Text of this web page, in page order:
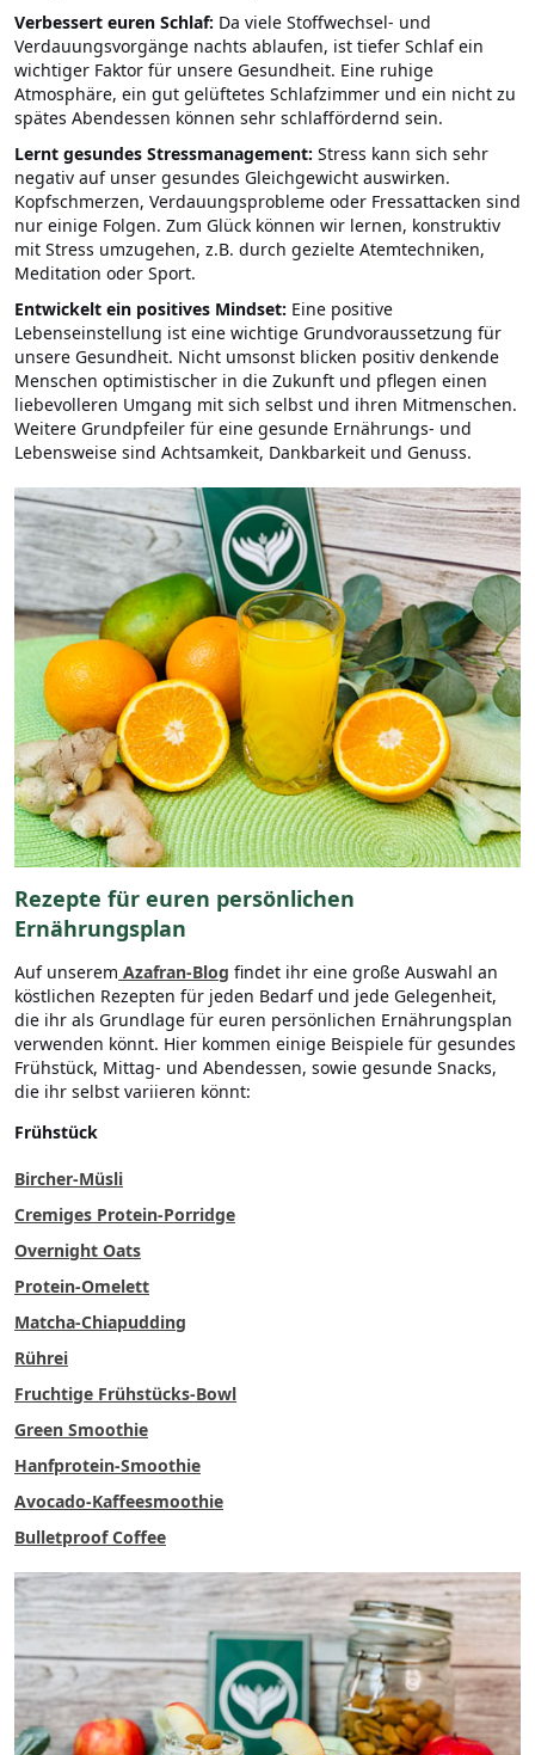
Verbessert euren Schlaf: Da viele Stoffwechsel- und
Verdauungsvorgänge nachts ablaufen, ist tiefer Schlaf ein
wichtiger Faktor für unsere Gesundheit. Eine ruhige
Atmosphäre, ein gut gelüftetes Schlafzimmer und ein nicht zu
spätes Abendessen können sehr schlaffördernd sein.
Lernt gesundes Stressmanagement: Stress kann sich sehr
negativ auf unser gesundes Gleichgewicht auswirken.
Kopfschmerzen, Verdauungsprobleme oder Fressattacken sind
nur einige Folgen. Zum Glück können wir lernen, konstruktiv
mit Stress umzugehen, z.B. durch gezielte Atemtechniken,
Meditation oder Sport.
Entwickelt ein positives Mindset: Eine positive
Lebenseinstellung ist eine wichtige Grundvoraussetzung für
unsere Gesundheit. Nicht umsonst blicken positiv denkende
Menschen optimistischer in die Zukunft und pflegen einen
liebevolleren Umgang mit sich selbst und ihren Mitmenschen.
Weitere Grundpfeiler für eine gesunde Ernährungs- und
Lebensweise sind Achtsamkeit, Dankbarkeit und Genuss.
Rezepte für euren persönlichen
Ernährungsplan
Auf unserem Azafran-Blog findet ihr eine große Auswahl an
köstlichen Rezepten für jeden Bedarf und jede Gelegenheit,
die ihr als Grundlage für euren persönlichen Ernährungsplan
verwenden könnt. Hier kommen einige Beispiele für gesundes
Frühstück, Mittag- und Abendessen, sowie gesunde Snacks,
die ihr selbst variieren könnt:
Frühstück
Bircher-Müsli
Cremiges Protein-Porridge
Overnight Oats
Protein-Omelett
Matcha-Chiapudding
Rührei
Fruchtige Frühstücks-Bowl
Green Smoothie
Hanfprotein-Smoothie
Avocado-Kaffeesmoothie
Bulletproof Coffee